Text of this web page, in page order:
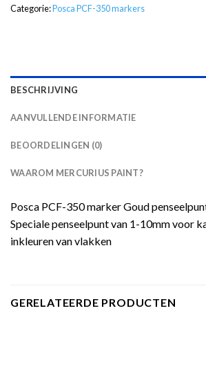
Categorie:Posca PCF-350 markers
BESCHRIJVING
AANVULLENDE INFORMATIE
BEOORDELINGEN (0)
WAAROM MERCURIUS PAINT?
Posca PCF-350 marker Goud
Speciale penseelpunt van 1-10mm voor
inkleuren van vlakken
GERELATEERDE PRODUCTEN